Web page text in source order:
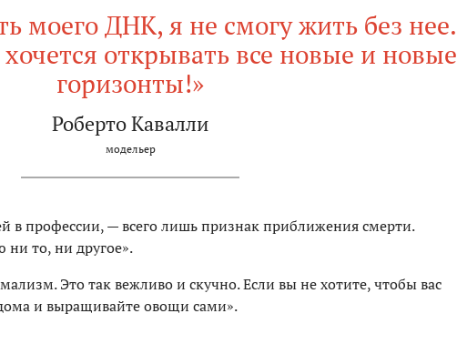
моего ДНК, я не смогу жить без нее.
открывать все новые и новые
горизонты!»
Роберто Кавалли
модельер
в профессии, — всего лишь признак приближения смерти.
то, ни другое».
Это так вежливо и скучно. Если вы не хотите, чтобы вас
и выращивайте овощи сами».